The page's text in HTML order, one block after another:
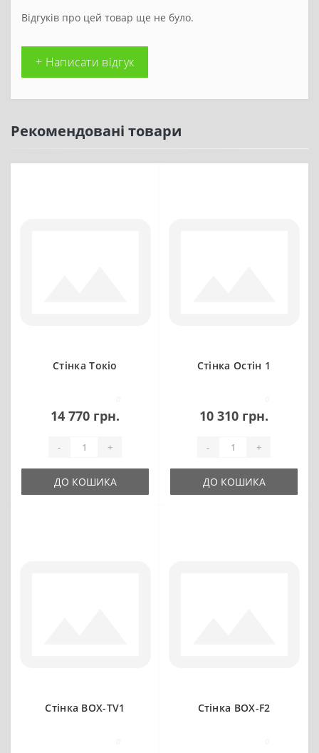
Відгуків про цей товар ще не було.
+ Написати відгук
Рекомендовані товари
Стінка Токіо
14 770 грн.
- +
ДО КОШИКА
Стінка Остін 1
10 310 грн.
- +
ДО КОШИКА
Стінка BOX-TV1 Стінка BOX-F2